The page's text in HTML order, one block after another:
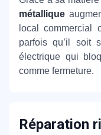
métallique
local commercial
parfois qu’il soit
électrique qui
comme fermeture.
Réparation